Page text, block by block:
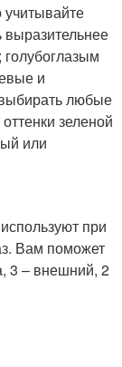
учитывайте
выразительнее
и
любые
зеленой
или
при
Вам поможет
3 – внешний, 2